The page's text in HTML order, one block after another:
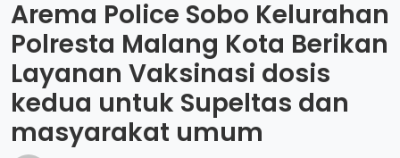
Arema Police Sobo Kelurahan
Polresta Malang Kota Berikan
Layanan Vaksinasi dosis
kedua untuk Supeltas dan
masyarakat umum